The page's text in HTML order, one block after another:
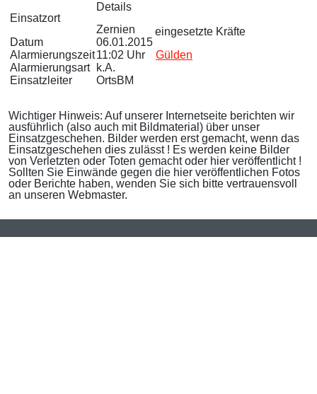
Einsatzort
Details
Zernien
Datum
06.01.2015
Alarmierungszeit11:02 Uhr
Alarmierungsart
k.A.
Einsatzleiter
OrtsBM
eingesetzte Kräfte
Gülden
Wichtiger Hinweis: Auf unserer Internetseite berichten wir
ausführlich (also auch mit Bildmaterial) über unser
Einsatzgeschehen. Bilder werden erst gemacht, wenn das
Einsatzgeschehen dies zulässt ! Es werden keine Bilder
von Verletzten oder Toten gemacht oder hier veröffentlicht !
Sollten Sie Einwände gegen die hier veröffentlichen Fotos
oder Berichte haben, wenden Sie sich bitte vertrauensvoll
an unseren Webmaster.